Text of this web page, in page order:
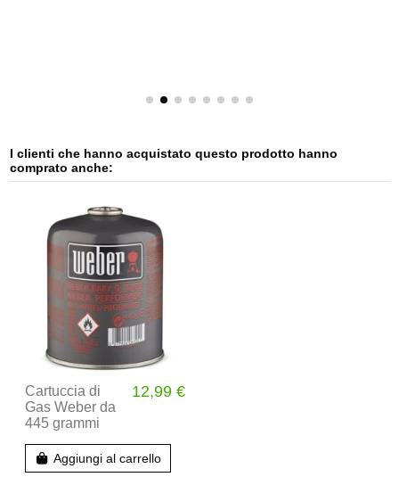
I clienti che hanno acquistato questo prodotto hanno
comprato anche:
Cartuccia di
Gas Weber da
445 grammi
12,99 €
Aggiungi al carrello